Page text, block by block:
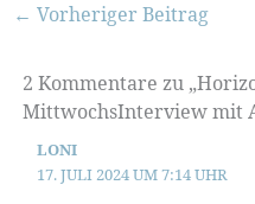
← Vorheriger Beitrag
2 Kommentare zu
MittwochsInterview mit
LONI
17. JULI 2024 UM 7:14 UHR